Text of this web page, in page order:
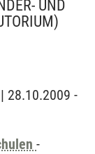
UND
28.10.2009 -
-